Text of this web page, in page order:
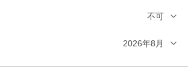
不可
2026年8月